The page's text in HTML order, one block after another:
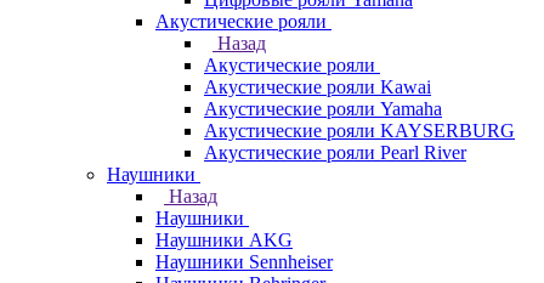
Акустические рояли
Назад
Акустические рояли
Акустические рояли Kawai
Акустические рояли Yamaha
Акустические рояли KAYSERBURG
Акустические рояли Pearl River
Наушники
Назад
Наушники
Наушники AKG
Наушники Sennheiser